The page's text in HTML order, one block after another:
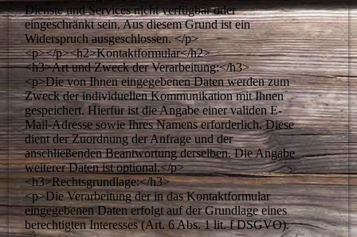
Dienste und Services nicht verfügbar oder
eingeschränkt sein. Aus diesem Grund ist ein
Widerspruch ausgeschlossen. </p>
<p></p><h2>Kontaktformular</h2>
<h3>Art und Zweck der Verarbeitung:</h3>
<p>Die von Ihnen eingegebenen Daten werden zum
Zweck der individuellen Kommunikation mit Ihnen
gespeichert. Hierfür ist die Angabe einer validen E-
Mail-Adresse sowie Ihres Namens erforderlich. Diese
dient der Zuordnung der Anfrage und der
anschließenden Beantwortung derselben. Die Angabe
weiterer Daten ist optional.</p>
<h3>Rechtsgrundlage:</h3>
<p>Die Verarbeitung der in das Kontaktformular
eingegebenen Daten erfolgt auf der Grundlage eines
berechtigten Interesses (Art. 6 Abs. 1 lit. f DSGVO).